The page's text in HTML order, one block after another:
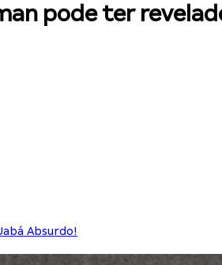
pode ter
Absurdo!